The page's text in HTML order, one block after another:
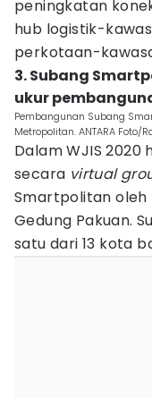
peningkatan
hub logistik-
perkotaan-
3. Subang
ukur
Pembangunan Subang
Metropolitan. ANTARA Foto/
Dalam WJIS 2020
secara virtual
Smartpolitan oleh
Gedung Pakuan.
satu dari 13 kota